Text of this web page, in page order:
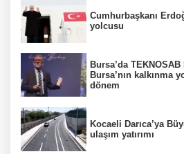
Cumhurbaşkanı
yolcusu
Bursa’da TEKNOSAB
Bursa’nın kalkınma
dönem
Kocaeli Darıca’ya
ulaşım yatırımı